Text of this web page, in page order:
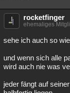
rocketfinger
ehemaliges
sehe ich auch so
und wenn sich alle
wird auch nie was
jeder fängt auf